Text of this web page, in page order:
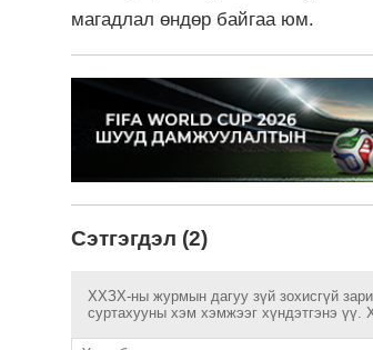
магадлал өндөр байгаа юм.
Сэтгэгдэл (2)
ХХЗХ-ны журмын дагуу зүй зохисгүй
суртахууны хэм хэмжээг хүндэтгэнэ үү.